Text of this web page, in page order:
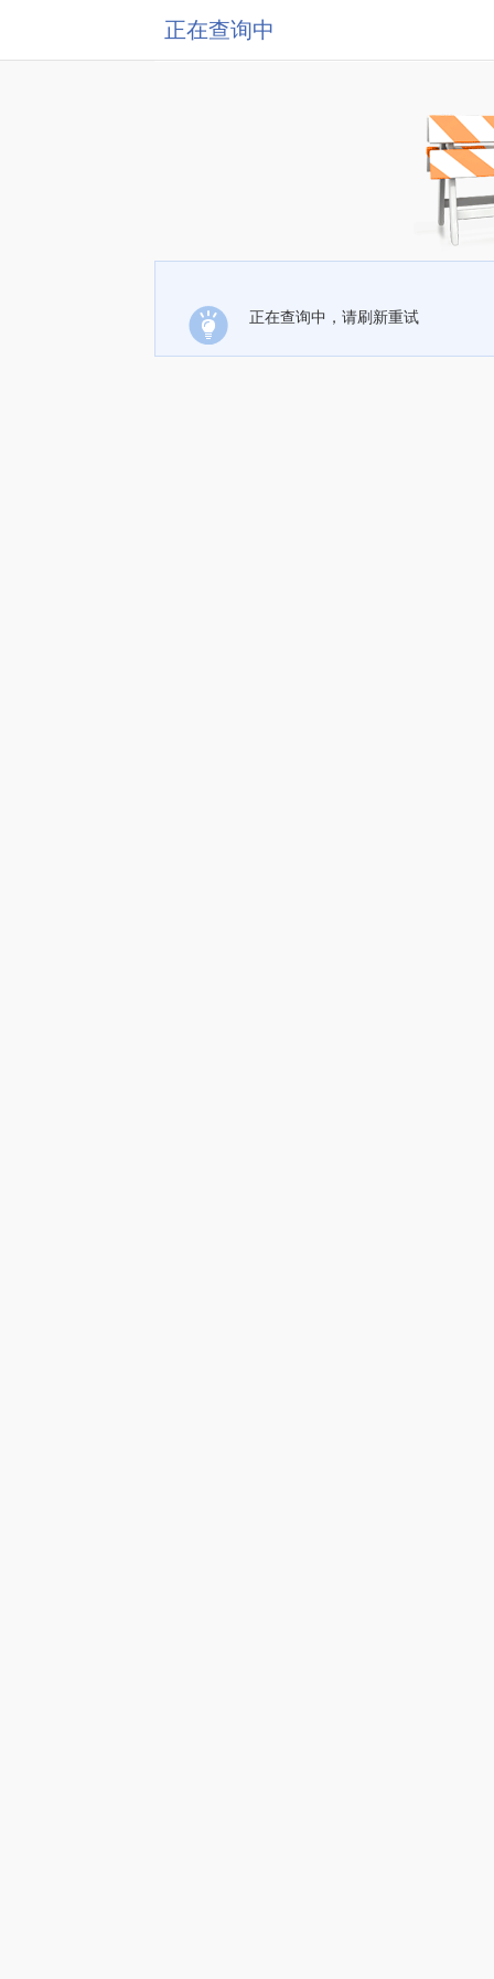
正在查询中
正在查询中，请刷新重试